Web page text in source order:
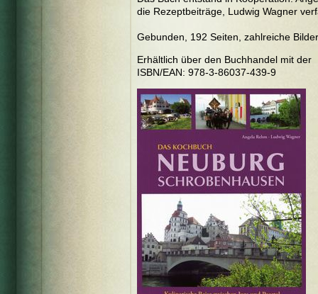
die Rezeptbeiträge, Ludwig Wagner
Gebunden, 192 Seiten, zahlreiche
Erhältlich über den Buchhandel mit der
ISBN/EAN: 978-3-86037-439-9